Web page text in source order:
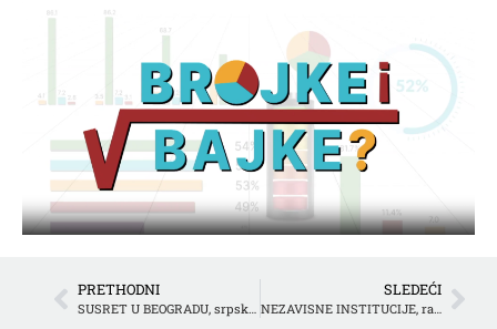
PRETHODNI
SUSRET U BEOGRADU, srpski i albanski pisci sa Kosova razgovarali u Beogradu
SLEDEĆI
NEZAVISNE INSTITUCIJE, rad u okrnjenom sastavu